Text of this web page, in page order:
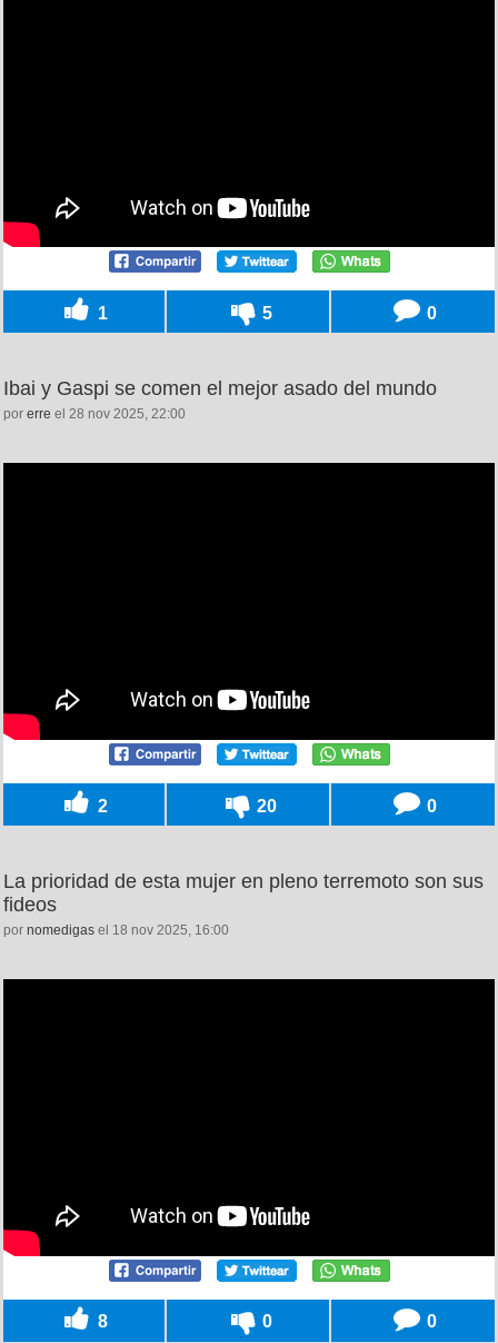
1 5 0
Ibai y Gaspi se comen el mejor asado del mundo
por erre el 28 nov 2025, 22:00
2 20 0
La prioridad de esta mujer en pleno terremoto son sus
fideos
por nomedigas el 18 nov 2025, 16:00
8 0 0